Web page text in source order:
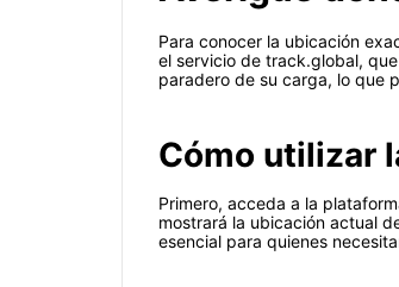
Para conocer la ubicación
el servicio de track.global,
paradero de su carga, lo que
Cómo utilizar
Primero, acceda a la
mostrará la ubicación actual
esencial para quienes